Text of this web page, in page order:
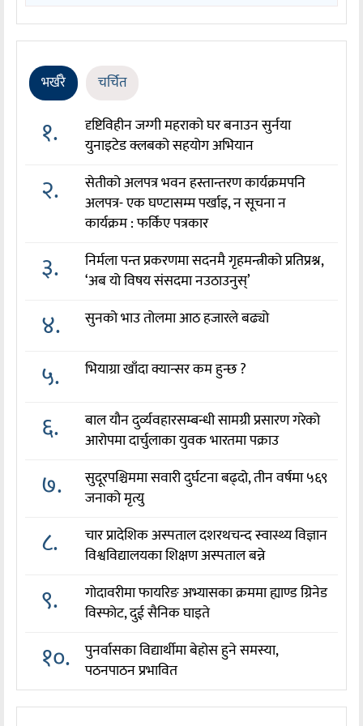
भर्खरै चर्चित
१.
दृष्टिविहीन जग्गी महराको घर बनाउन सुर्नया
युनाइटेड क्लबको सहयोग अभियान
२.
सेतीको अलपत्र भवन हस्तान्तरण कार्यक्रमपनि
अलपत्र- एक घण्टासम्म पर्खाइ, न सूचना न
कार्यक्रम : फर्किए पत्रकार
३.
निर्मला पन्त प्रकरणमा सदनमै गृहमन्त्रीको प्रतिप्रश्न,
‘अब यो विषय संसदमा नउठाउनुस्’
४. सुनको भाउ तोलमा आठ हजारले बढ्यो
५. भियाग्रा खाँदा क्यान्सर कम हुन्छ ?
६.
बाल यौन दुर्व्यवहारसम्बन्धी सामग्री प्रसारण गरेको
आरोपमा दार्चुलाका युवक भारतमा पक्राउ
७.
सुदूरपश्चिममा सवारी दुर्घटना बढ्दो, तीन वर्षमा ५६९
जनाको मृत्यु
८.
चार प्रादेशिक अस्पताल दशरथचन्द स्वास्थ्य विज्ञान
विश्वविद्यालयका शिक्षण अस्पताल बन्ने
९.
गोदावरीमा फायरिङ अभ्यासका क्रममा ह्याण्ड ग्रिनेड
विस्फोट, दुई सैनिक घाइते
१०.
पुनर्वासका विद्यार्थीमा बेहोस हुने समस्या,
पठनपाठन प्रभावित